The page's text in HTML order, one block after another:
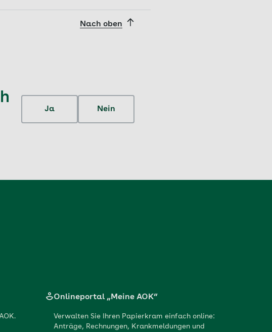
Nach oben
Ja Nein
Onlineportal „Meine AOK“
Verwalten Sie Ihren Papierkram einfach online:
Anträge, Rechnungen, Krankmeldungen und